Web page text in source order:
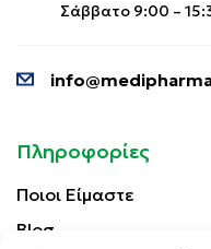
Σάββατο 9:00 –
Πληροφορίες
Ποιοι Είμαστε
Blog